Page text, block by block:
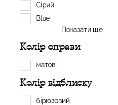
Сірий
Blue
Показати ще
Колір оправи
матові
Колір відблиску
бірюзовий